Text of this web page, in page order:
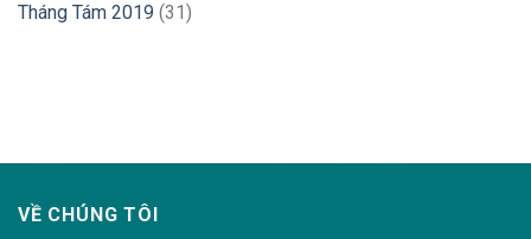
Tháng Tám 2019 (31)
VỀ CHÚNG TÔI